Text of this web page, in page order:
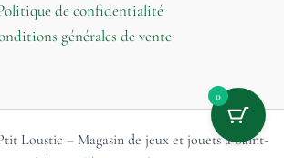
de confidentialité
générales de vente
Loustic – Magasin de jeux et jouets à Saint-
0